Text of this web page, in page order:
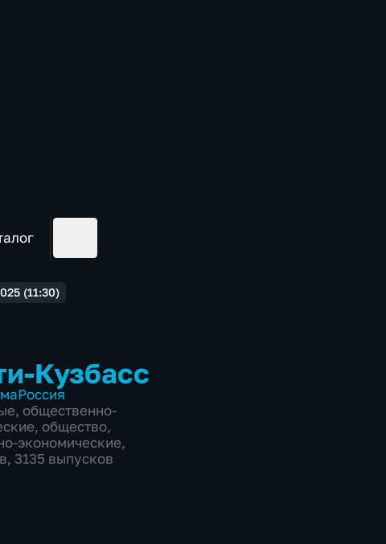
(11:30)
Кузбасс
Россия
, общественно-
, общество,
экономические,
3135 выпусков